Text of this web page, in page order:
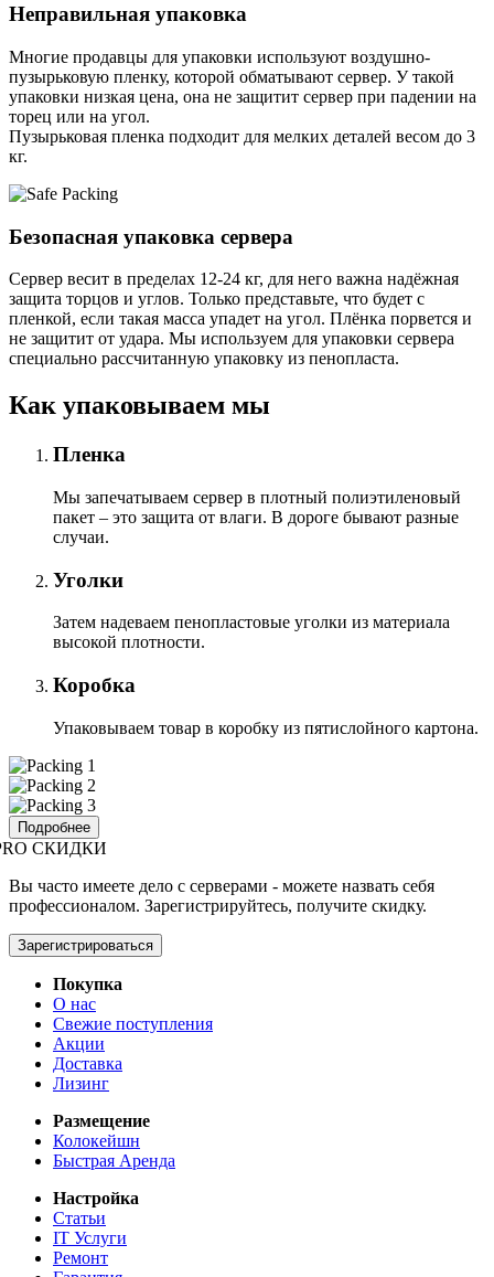
Неправильная упаковка
Многие продавцы для упаковки используют воздушно-
пузырьковую пленку, которой обматывают сервер. У такой
упаковки низкая цена, она не защитит сервер при падении на
торец или на угол.
Пузырьковая пленка подходит для мелких деталей весом до 3
кг.
Безопасная упаковка сервера
Сервер весит в пределах 12-24 кг, для него важна надёжная
защита торцов и углов. Только представьте, что будет с
пленкой, если такая масса упадет на угол. Плёнка порвется и
не защитит от удара. Мы используем для упаковки сервера
специально расcчитанную упаковку из пенопласта.
Как упаковываем мы
Пленка
Мы запечатываем сервер в плотный полиэтиленовый
пакет – это защита от влаги. В дороге бывают разные
случаи.
Уголки
Затем надеваем пенопластовые уголки из материала
высокой плотности.
Коробка
Упаковываем товар в коробку из пятислойного картона.
Подробнее
СКИДКИ
Вы часто имеете дело с серверами - можете назвать себя
профессионалом. Зарегистрируйтесь, получите скидку.
Зарегистрироваться
Покупка
О нас
Свежие поступления
Акции
Доставка
Лизинг
Размещение
Колокейшн
Быстрая Аренда
Настройка
Статьи
IT Услуги
Ремонт